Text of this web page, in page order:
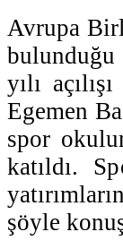
Avrupa
yılı
Egemen
spor
katıldı.
şöyle